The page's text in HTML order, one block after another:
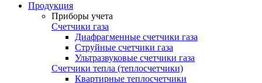
Продукция
Приборы учета
Счетчики газа
Диафрагменные счетчики газа
Струйные счетчики газа
Ультразвуковые счетчики газа
Счетчики тепла (теплосчетчики)
Квартирные теплосчетчики